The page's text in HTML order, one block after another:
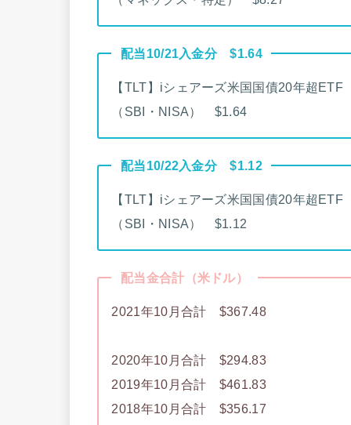
配当10/21入金分 $1.64
【TLT】iシェアーズ米国国債20年超ETF
（SBI・NISA） $1.64
配当10/22入金分 $1.12
【TLT】iシェアーズ米国国債20年超ETF
（SBI・NISA） $1.12
配当金合計（米ドル）
2021年10月合計 $367.48
2020年10月合計 $294.83
2019年10月合計 $461.83
2018年10月合計 $356.17